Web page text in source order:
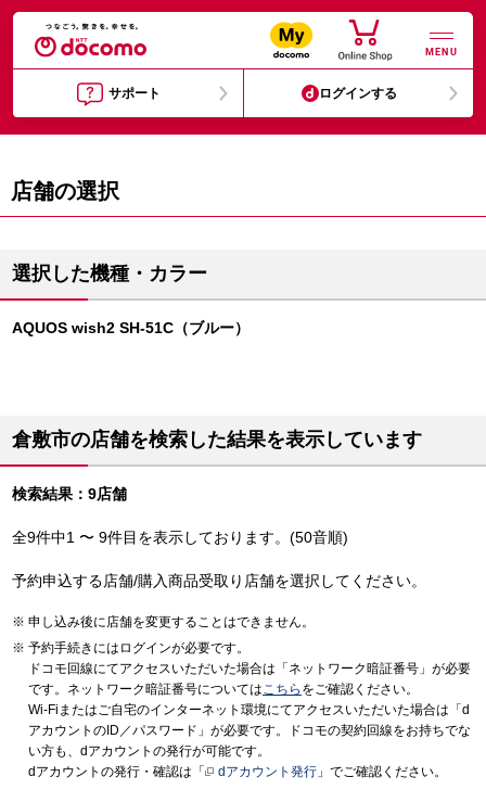
MENU
サポート ログインする
店舗の選択
選択した機種・カラー
AQUOS wish2 SH-51C（ブルー）
倉敷市の店舗を検索した結果を表示しています
検索結果：9店舗
全9件中1 〜 9件目を表示しております。(50音順)
予約申込する店舗/購入商品受取り店舗を選択してください。
申し込み後に店舗を変更することはできません。
予約手続きにはログインが必要です。
ドコモ回線にてアクセスいただいた場合は「ネットワーク暗証番号」が必要
です。ネットワーク暗証番号についてはこちら をご確認ください。
Wi-Fiまたはご自宅のインターネット環境にてアクセスいただいた場合は「d
アカウントのID／パスワード」が必要です。ドコモの契約回線をお持ちでな
い方も、dアカウントの発行が可能です。
dアカウントの発行・確認は「
dアカウント発行 」でご確認ください。